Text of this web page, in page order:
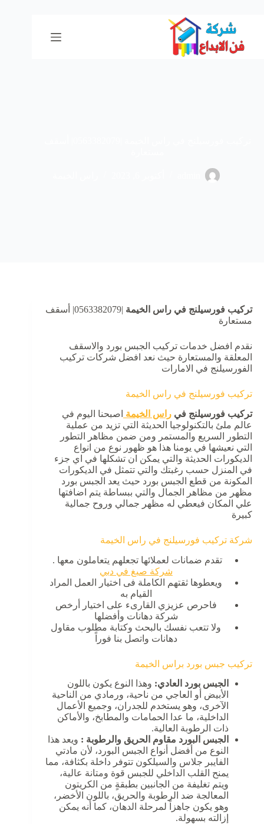
المحتوى
تركيب فورسيلنج في راس الخيمة
|0563382079| أسقف
مستعارة
نقدم افضل خدمات تركيب الجبس بورد والاسقف
المعلقة والمستعارة حيث نعد افضل شركات تركيب
الفورسيلنج في الامارات
تركيب فورسيلنج في راس الخيمة
تركيب فورسيلنج في راس الخيمة اصبحنا اليوم في
عالم ملئ بالتكنولوجيا الحديثة التي تزيد من عملية
التطور السريع والمستمر ومن ضمن مظاهر التطور
التي نعيشها في يومنا هذا هو ظهور نوع من انواع
الديكورات الحديثة والتي يمكن ان تشكلها في اي جزء
في المنزل حسب رغبتك والتي تتمثل في الديكورات
المكونة من قطع الجبس بورد حيث يعد الجبس بورد
مظهر من مظاهر الجمال والتي ببساطة يتم اضافتها
علي المكان فيعطي له مظهر جمالي وروح جمالية
كبيرة
شركة تركيب فورسيلنج في راس الخيمة
تقدم ضمانات لعملائها تجعلهم يتعاملون معها .
شركة صبغ في دبي
ويعطوها ثقتهم الكاملة فى اختيار العمل المراد
القيام به
فاحرص عزيزي القارىء على اختيار أرخص
شركة دهانات وأفضلها
ولا تتعب نفسك بالبحث وكتابة مطلوب مقاول
دهانات واتصل بنا فوراً
تركيب جبس بورد براس الخيمة
الجبس بورد العادي: وهذا النوع يكون باللون
الأبيض أو العاجي من ناحية، ورمادي من الناحية
الآخرى، وهو يستخدم للجدران، وجميع الأعمال
الداخلية، ما عدا الحمامات والمطابخ، والأماكن
ذات الرطوبة العالية.
الجبس البورد مقاوم الحريق والرطوبة : ويعد هذا
النوع من أفضل أنواع الجبس البورد، لأن مادتي
الفايبر جلاس والسيلكون تتوفر داخلة بكثافة، مما
يمنح القلب الداخلي للجبس قوة ومتانة عالية،
ويتم تغليفة من الجانبين بطبقةٍ من الكريتون
المعالجة ضد الرطوبة والحريق، باللون الأخضر،
وهو يكون جاهزاً لمرحلة الدهان، كما أنه يمكن
إزالته بسهولة.